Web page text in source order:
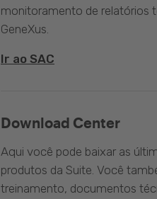
monitoramento de relatórios
GeneXus.
Ir ao SAC
Download Center
Aqui você pode baixar as
produtos da Suite. Você
treinamento, documentos